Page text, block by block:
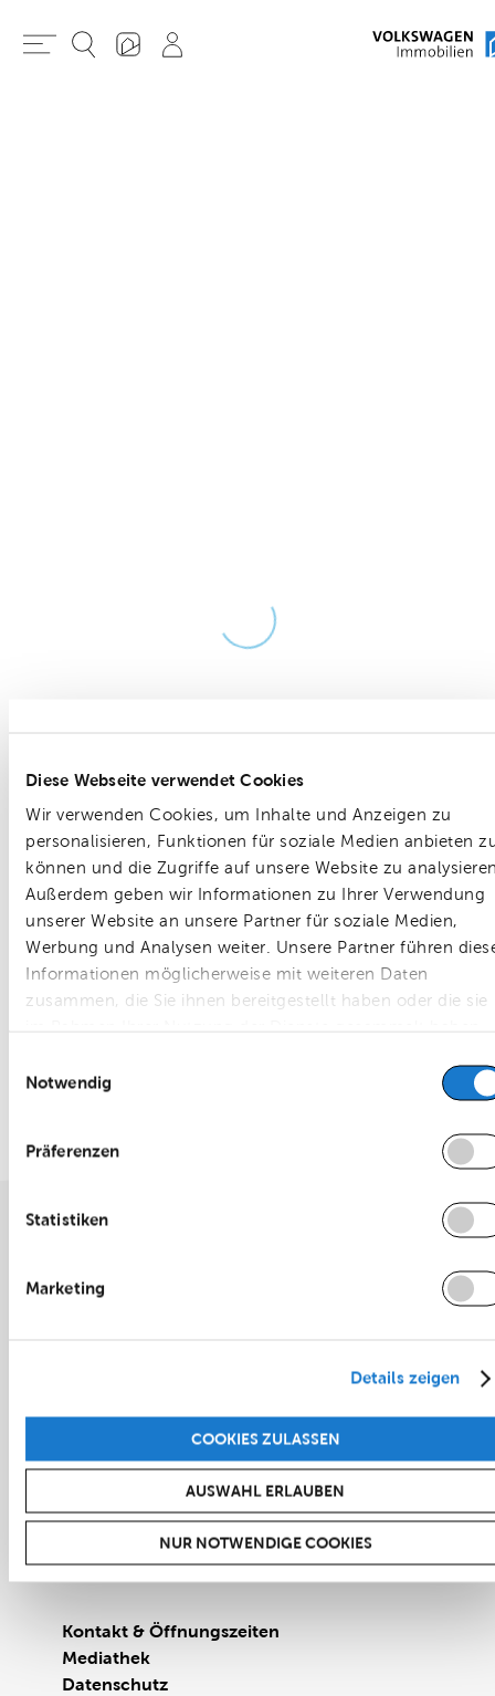
Diese Webseite verwendet Cookies
Wir verwenden Cookies, um Inhalte und Anzeigen zu
personalisieren, Funktionen für soziale Medien anbieten
können und die Zugriffe auf unsere Website zu
Außerdem geben wir Informationen zu Ihrer Verwendung
unserer Website an unsere Partner für soziale Medien,
Werbung und Analysen weiter. Unsere Partner führen
Informationen möglicherweise mit weiteren Daten
zusammen, die Sie ihnen bereitgestellt haben oder die sie
Notwendig
Präferenzen
Statistiken
Marketing
Details zeigen
COOKIES ZULASSEN
AUSWAHL ERLAUBEN
NUR NOTWENDIGE COOKIES
loading
Auf dieser Website wird ein KI-basiertes Übersetzungstool eingesetzt. Die
bereitgestellten Übersetzungen dienen ausschließlich Informationszwecken.
Poststraße 28
Phone 05361 / 264 – 0
Fax 05361 / 264 – 110
E-Mailmail@vwimmobilien.de
Kontakt & Öffnungszeiten
Mediathek
Datenschutz